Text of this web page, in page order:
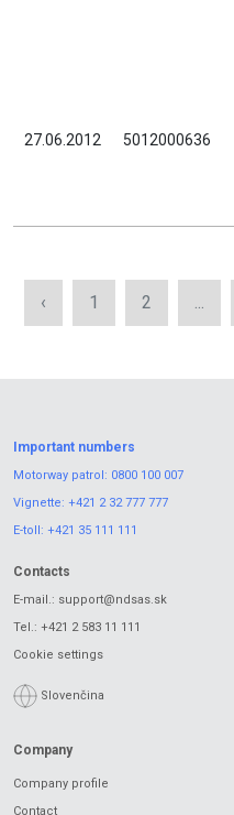
27.06.2012 5012000636
‹ 1 2 ...
Important numbers
Motorway patrol: 0800 100 007
Vignette: +421 2 32 777 777
E-toll: +421 35 111 111
Contacts
E-mail.: support@ndsas.sk
Tel.: +421 2 583 11 111
Cookie settings
Slovenčina
Company
Company profile
Contact